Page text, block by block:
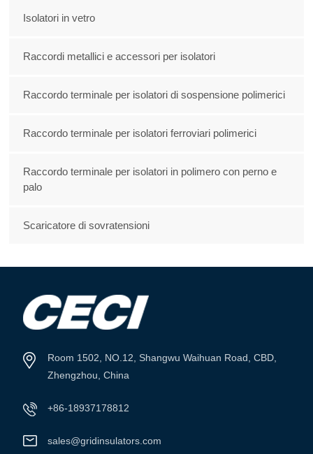
Isolatori in vetro
Raccordi metallici e accessori per isolatori
Raccordo terminale per isolatori di sospensione polimerici
Raccordo terminale per isolatori ferroviari polimerici
Raccordo terminale per isolatori in polimero con perno e
palo
Scaricatore di sovratensioni
Room 1502, NO.12, Shangwu Waihuan Road, CBD,
Zhengzhou, China
+86-18937178812
sales@gridinsulators.com